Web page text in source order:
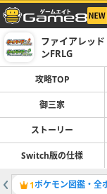
ファイアレッ
ンFRLG
攻略TOP
御三家
ストーリー
Switch版の仕様
1ポケモン図鑑・全